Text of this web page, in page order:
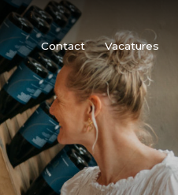
Contact Vacatures